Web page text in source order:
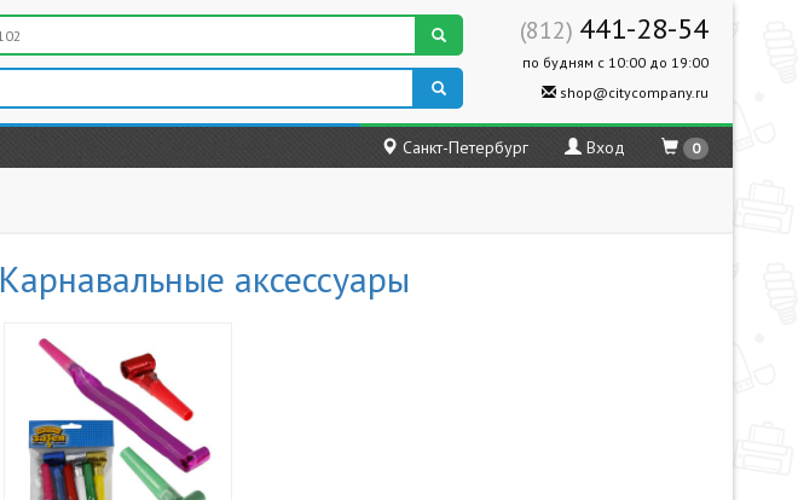
(812) 441-28-54
по будням с 10:00 до 19:00
shop@citycompany.ru
Санкт-Петербург Вход 0
Карнавальные аксессуары